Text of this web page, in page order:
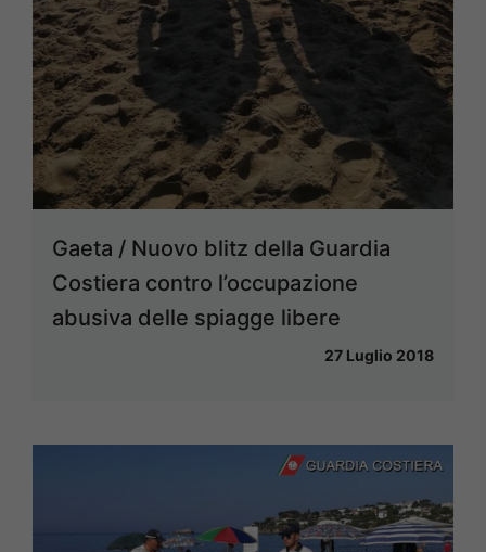
Gaeta / Nuovo blitz della Guardia
Costiera contro l’occupazione
abusiva delle spiagge libere
27 Luglio 2018